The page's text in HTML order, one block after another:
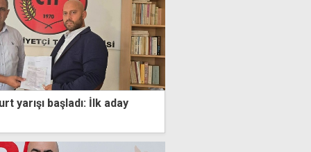
yarışı başladı: İlk aday